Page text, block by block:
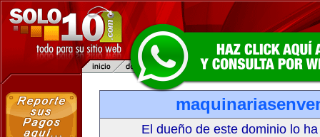
El dueño de este dominio lo